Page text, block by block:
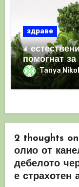
здраве
4
помогнат
Tanya
2 thoughts
олио от
дебелото
е страхотен